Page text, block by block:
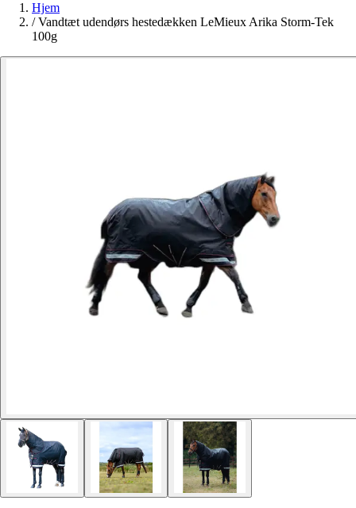
Hjem
/ Vandtæt udendørs hestedækken LeMieux Arika Storm-Tek
100g